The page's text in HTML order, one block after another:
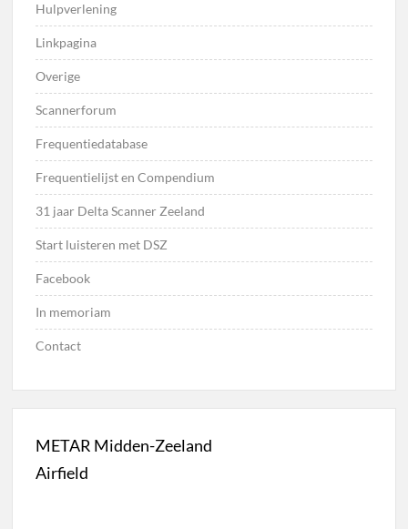
Hulpverlening
Linkpagina
Overige
Scannerforum
Frequentiedatabase
Frequentielijst en Compendium
31 jaar Delta Scanner Zeeland
Start luisteren met DSZ
Facebook
In memoriam
Contact
METAR Midden-Zeeland
Airfield